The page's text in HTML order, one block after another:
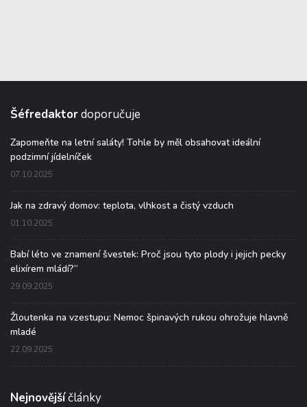
Šéfredaktordoporučuje
Zapomeňte na letní saláty! Tohle by měl obsahovat ideální
podzimní jídelníček
07.10.2025
Jak na zdravý domov: teplota, vlhkost a čistý vzduch
01.10.2025
Babí léto ve znamení švestek: Proč jsou tyto plody i jejich pecky
elixírem mládí?“
29.09.2025
Žloutenka na vzestupu: Nemoc špinavých rukou ohrožuje hlavně
mladé
22.09.2025
Nejnovějšíčlánky